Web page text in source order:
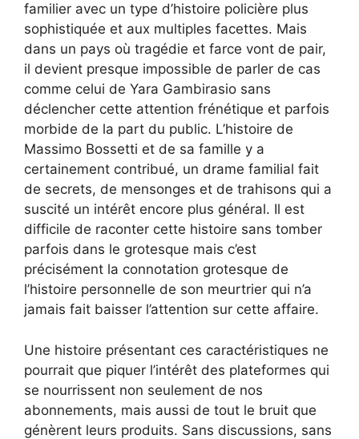
familier avec un type d’histoire policière plus
sophistiquée et aux multiples facettes. Mais
dans un pays où tragédie et farce vont de pair,
il devient presque impossible de parler de cas
comme celui de Yara Gambirasio sans
déclencher cette attention frénétique et parfois
morbide de la part du public. L’histoire de
Massimo Bossetti et de sa famille y a
certainement contribué, un drame familial fait
de secrets, de mensonges et de trahisons qui a
suscité un intérêt encore plus général. Il est
difficile de raconter cette histoire sans tomber
parfois dans le grotesque mais c’est
précisément la connotation grotesque de
l’histoire personnelle de son meurtrier qui n’a
jamais fait baisser l’attention sur cette affaire.
Une histoire présentant ces caractéristiques ne
pourrait que piquer l’intérêt des plateformes qui
se nourrissent non seulement de nos
abonnements, mais aussi de tout le bruit que
génèrent leurs produits. Sans discussions, sans